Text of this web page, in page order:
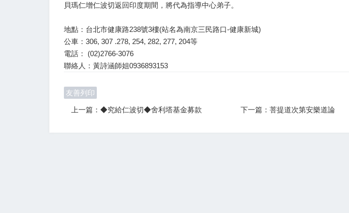
貝瑪仁增仁波切返回印度期間，將代為指導中心弟子。
地點：台北市健康路238號3樓(站名為南京三民路口-健康新城)
公車：306, 307 .278, 254, 282, 277, 204等
電話： (02)2766-3076
聯絡人：黃詩涵師姐0936893153
友善列印
上一篇：◆究給仁波切◆舍利塔基金募款 下一篇：菩提道次第安樂道論